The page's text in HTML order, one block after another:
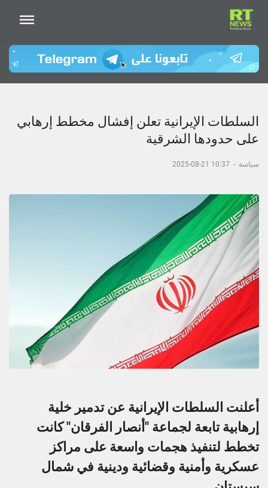
السلطات الإيرانية تعلن إفشال مخطط إرهابي
على حدودها الشرقية
سياسة -
10:37 21-08-2025
أعلنت السلطات الإيرانية عن تدمير خلية
إرهابية تابعة لجماعة "أنصار الفرقان" كانت
تخطط لتنفيذ هجمات واسعة على مراكز
عسكرية وأمنية وقضائية ودينية في شمال